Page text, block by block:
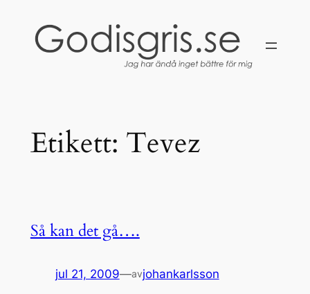
innehåll
Etikett: Tevez
Så kan det gå….
jul 21, 2009—avjohankarlsson